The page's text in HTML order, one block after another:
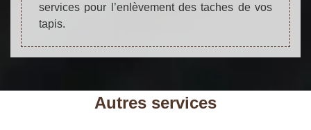
services pour l’enlèvement des taches de vos
tapis.
Autres services